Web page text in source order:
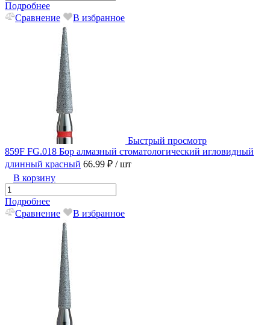
Подробнее
Сравнение
В избранное
Быстрый просмотр
859F FG.018 Бор алмазный стоматологический игловидный
длинный красный 66.99 ₽ / шт
В корзину
Подробнее
Сравнение
В избранное